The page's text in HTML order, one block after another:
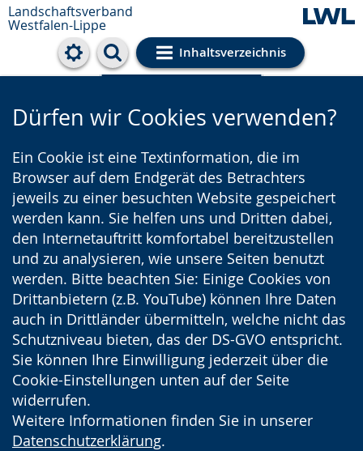
Landschaftsverband
Westfalen-Lippe
Inhaltsverzeichnis
Cookie-Einstellungen
Dürfen wir Cookies verwenden?
Ein Cookie ist eine Textinformation, die im
Browser auf dem Endgerät des Betrachters
jeweils zu einer besuchten Website gespeichert
werden kann. Sie helfen uns und Dritten dabei,
den Internetauftritt komfortabel bereitzustellen
und zu analysieren, wie unsere Seiten benutzt
werden. Bitte beachten Sie: Einige Cookies von
Drittanbietern (z.B. YouTube) können Ihre Daten
auch in Drittländer übermitteln, welche nicht das
Schutzniveau bieten, das der DS-GVO entspricht.
Sie können Ihre Einwilligung jederzeit über die
Cookie-Einstellungen unten auf der Seite
widerrufen.
Weitere Informationen finden Sie in unserer
Datenschutzerklärung.